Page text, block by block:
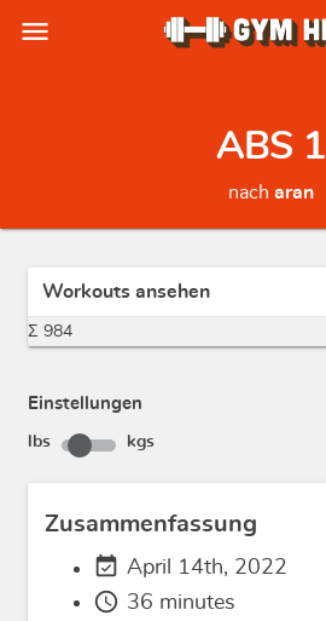
menu
ABS 1
nach aran
Workouts ansehen
Σ 984
Einstellungen
lbs kgs
Zusammenfassung
event_available April 14th, 2022
schedule 36 minutes